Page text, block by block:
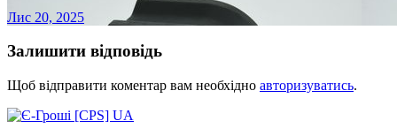
Лис 20, 2025
Залишити відповідь
Щоб відправити коментар вам необхідно авторизуватись.